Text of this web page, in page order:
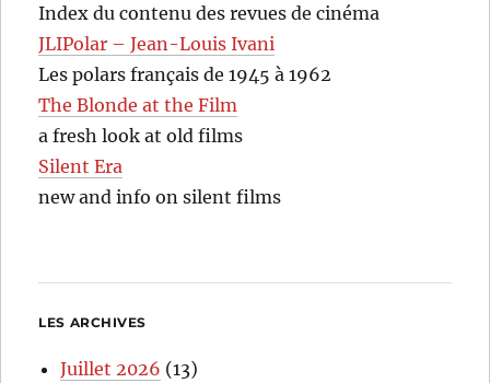
Index du contenu des revues de cinéma
JLIPolar – Jean-Louis Ivani
Les polars français de 1945 à 1962
The Blonde at the Film
a fresh look at old films
Silent Era
new and info on silent films
LES ARCHIVES
Juillet 2026 (13)